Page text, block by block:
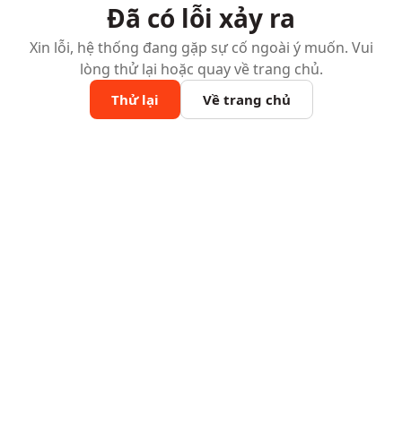
Đã có lỗi xảy ra
Xin lỗi, hệ thống đang gặp sự cố ngoài ý muốn. Vui
lòng thử lại hoặc quay về trang chủ.
Thử lại Về trang chủ